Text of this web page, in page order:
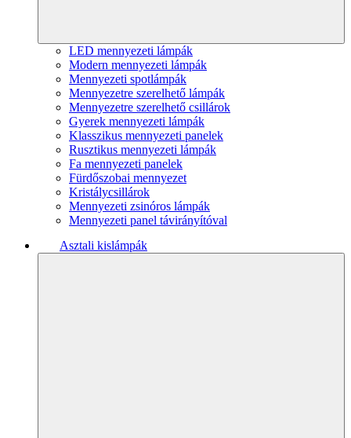
LED mennyezeti lámpák
Modern mennyezeti lámpák
Mennyezeti spotlámpák
Mennyezetre szerelhető lámpák
Mennyezetre szerelhető csillárok
Gyerek mennyezeti lámpák
Klasszikus mennyezeti panelek
Rusztikus mennyezeti lámpák
Fa mennyezeti panelek
Fürdőszobai mennyezet
Kristálycsillárok
Mennyezeti zsinóros lámpák
Mennyezeti panel távirányítóval
Asztali kislámpák